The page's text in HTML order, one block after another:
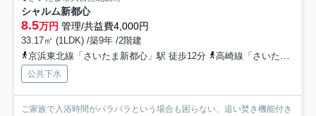
シャルム新都心
8.5万円 管理/共益費4,000円
33.17㎡ (1LDK) /築9年 /2階建
京浜東北線「さいたま新都心」駅 徒歩12分
高崎線「さいたま新都心」駅 徒歩12分
公共下水
ご家族で入浴時間がバラバラという場合も困らない、追い焚き機能付き